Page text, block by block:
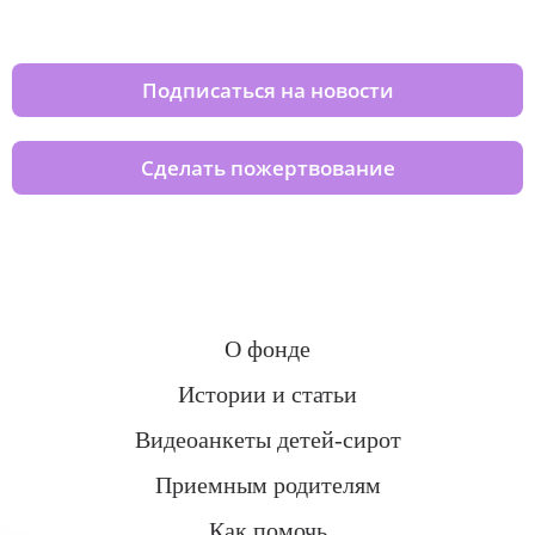
Подписаться на новости
Сделать пожертвование
О фонде
Истории и статьи
Видеоанкеты детей-сирот
Приемным родителям